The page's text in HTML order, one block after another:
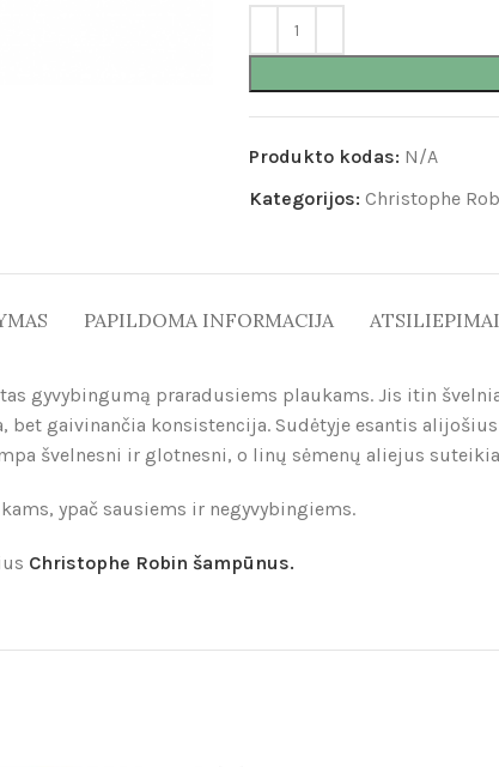
Produkto kodas: N/A
Kategorijos: Christophe
PAPILDOMA INFORMACIJA
gyvybingumą praradusiems plaukams. Jis itin
gaivinančia konsistencija. Sudėtyje esantis
švelnesni ir glotnesni, o linų sėmenų aliejus
ypač sausiems ir negyvybingiems.
Christophe Robin šampūnus.